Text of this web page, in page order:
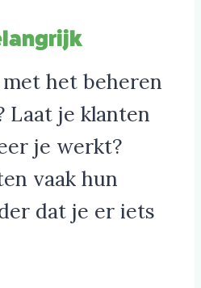
het beheren
Laat je klanten
je werkt?
vaak hun
dat je er iets